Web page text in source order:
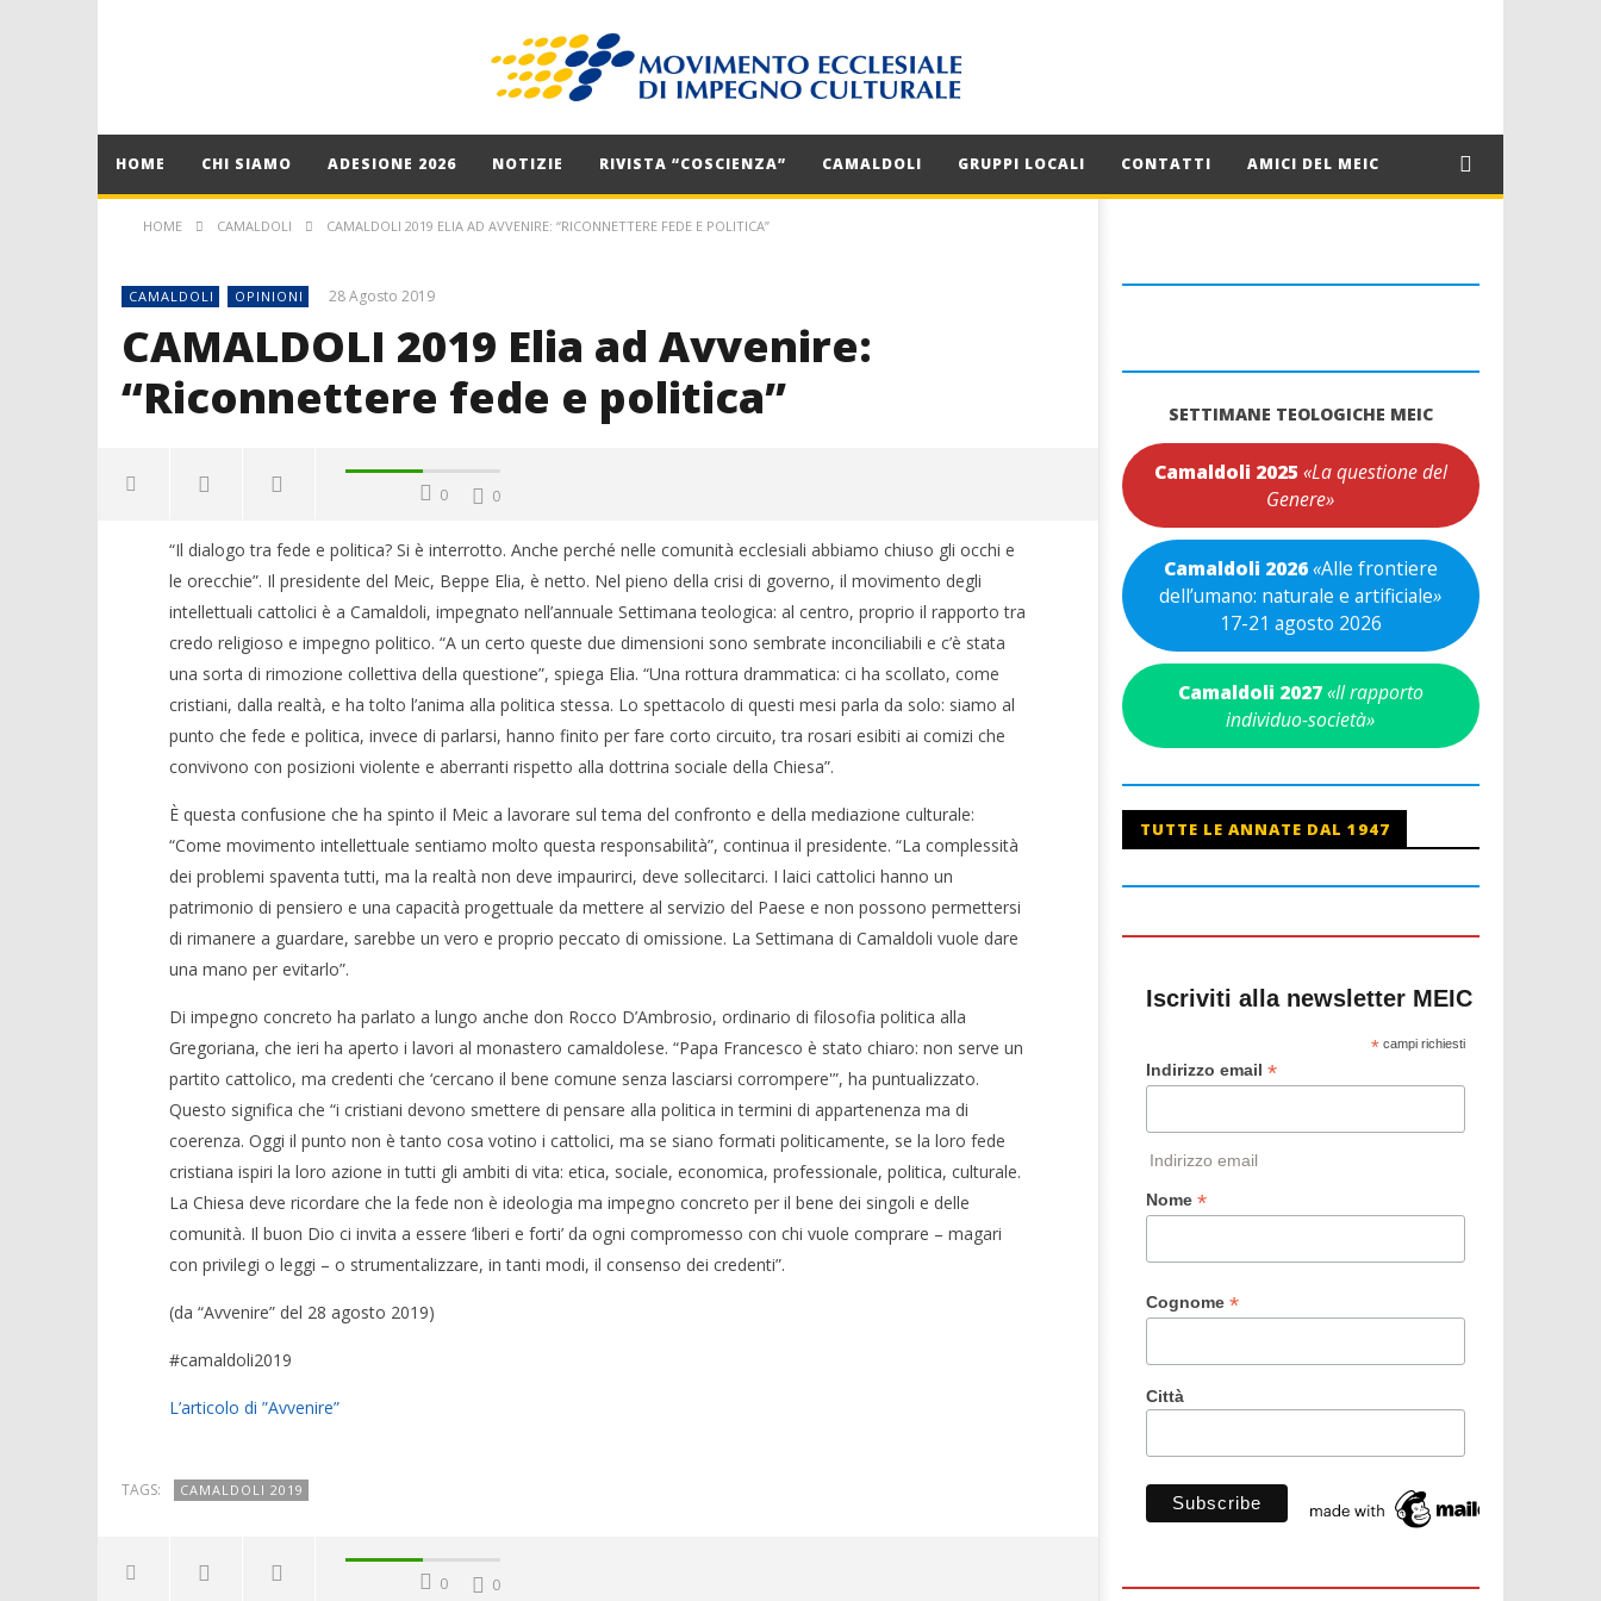
HOME CHI SIAMO ADESIONE 2026 NOTIZIE RIVISTA “COSCIENZA” CAMALDOLI GRUPPI LOCALI CONTATTI AMICI DEL MEIC
HOME CAMALDOLI CAMALDOLI 2019 ELIA AD AVVENIRE: “RICONNETTERE FEDE E POLITICA”
CAMALDOLI OPINIONI 28 Agosto 2019
CAMALDOLI 2019 Elia ad Avvenire:
“Riconnettere fede e politica”
0 0
“Il dialogo tra fede e politica? Si è interrotto. Anche perché nelle comunità ecclesiali abbiamo chiuso gli occhi e
le orecchie”. Il presidente del Meic, Beppe Elia, è netto. Nel pieno della crisi di governo, il movimento degli
intellettuali cattolici è a Camaldoli, impegnato nell’annuale Settimana teologica: al centro, proprio il rapporto tra
credo religioso e impegno politico. “A un certo queste due dimensioni sono sembrate inconciliabili e c’è stata
una sorta di rimozione collettiva della questione”, spiega Elia. “Una rottura drammatica: ci ha scollato, come
cristiani, dalla realtà, e ha tolto l’anima alla politica stessa. Lo spettacolo di questi mesi parla da solo: siamo al
punto che fede e politica, invece di parlarsi, hanno finito per fare corto circuito, tra rosari esibiti ai comizi che
convivono con posizioni violente e aberranti rispetto alla dottrina sociale della Chiesa”.
È questa confusione che ha spinto il Meic a lavorare sul tema del confronto e della mediazione culturale:
“Come movimento intellettuale sentiamo molto questa responsabilità”, continua il presidente. “La complessità
dei problemi spaventa tutti, ma la realtà non deve impaurirci, deve sollecitarci. I laici cattolici hanno un
patrimonio di pensiero e una capacità progettuale da mettere al servizio del Paese e non possono permettersi
di rimanere a guardare, sarebbe un vero e proprio peccato di omissione. La Settimana di Camaldoli vuole dare
una mano per evitarlo”.
Di impegno concreto ha parlato a lungo anche don Rocco D’Ambrosio, ordinario di filosofia politica alla
Gregoriana, che ieri ha aperto i lavori al monastero camaldolese. “Papa Francesco è stato chiaro: non serve un
partito cattolico, ma credenti che ‘cercano il bene comune senza lasciarsi corrompere'”, ha puntualizzato.
Questo significa che “i cristiani devono smettere di pensare alla politica in termini di appartenenza ma di
coerenza. Oggi il punto non è tanto cosa votino i cattolici, ma se siano formati politicamente, se la loro fede
cristiana ispiri la loro azione in tutti gli ambiti di vita: etica, sociale, economica, professionale, politica, culturale.
La Chiesa deve ricordare che la fede non è ideologia ma impegno concreto per il bene dei singoli e delle
comunità. Il buon Dio ci invita a essere ‘liberi e forti’ da ogni compromesso con chi vuole comprare – magari
con privilegi o leggi – o strumentalizzare, in tanti modi, il consenso dei credenti”.
(da “Avvenire” del 28 agosto 2019)
#camaldoli2019
L’articolo di ”Avvenire”
TAGS: CAMALDOLI 2019
0 0
SETTIMANE TEOLOGICHE MEIC
Camaldoli 2025 «La questione del
Genere»
Camaldoli 2026«Alle frontiere
dell’umano: naturale e artificiale»
17-21 agosto 2026
Camaldoli 2027 «Il rapporto
individuo-società»
TUTTE LE ANNATE DAL 1947
Iscriviti alla newsletter MEIC
* campi richiesti
Indirizzo email *
Indirizzo email
Nome *
Cognome *
Città